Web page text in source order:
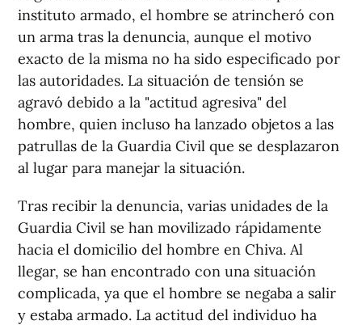
instituto armado, el hombre se atrincheró con
un arma tras la denuncia, aunque el motivo
exacto de la misma no ha sido especificado por
las autoridades. La situación de tensión se
agravó debido a la "actitud agresiva" del
hombre, quien incluso ha lanzado objetos a las
patrullas de la Guardia Civil que se desplazaron
al lugar para manejar la situación.
Tras recibir la denuncia, varias unidades de la
Guardia Civil se han movilizado rápidamente
hacia el domicilio del hombre en Chiva. Al
llegar, se han encontrado con una situación
complicada, ya que el hombre se negaba a salir
y estaba armado. La actitud del individuo ha